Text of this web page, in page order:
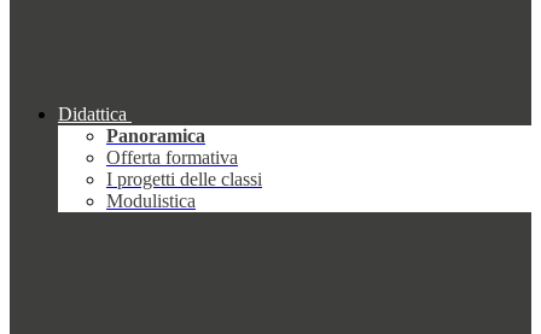
Didattica
Panoramica
Offerta formativa
I progetti delle classi
Modulistica